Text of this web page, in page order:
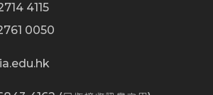
4115
0050